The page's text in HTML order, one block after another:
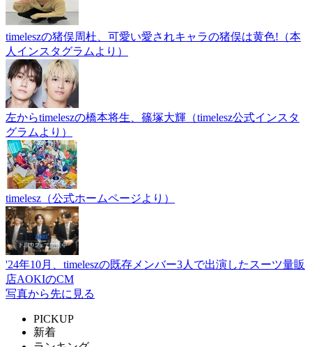
timeleszの猪俣周杜、可愛い愛されキャラの猪俣は黄色!（本
人インスタグラムより）
左からtimeleszの橋本将生、篠塚大輝（timelesz公式インスタ
グラムより）
timelesz（公式ホームページより）
'24年10月、timeleszの既存メンバー3人で出演したスーツ量販
店AOKIのCM
写真から先に見る
PICKUP
新着